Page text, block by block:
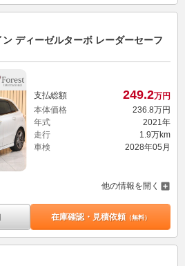
ディーゼルターボ レーダーセーフ
支払総額 249.2万円
本体価格
236. 8万円
年式
2021年
走行
1.9万km
車検
2028年05月
他の情報を開く
在庫確認・見積依頼（無料）